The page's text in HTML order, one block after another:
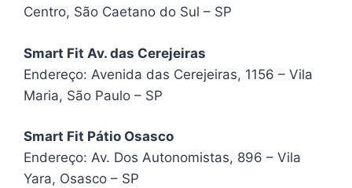
Centro, São Caetano do Sul – SP
Smart Fit Av. das Cerejeiras
Endereço: Avenida das Cerejeiras, 1156 – Vila
Maria, São Paulo – SP
Smart Fit Pátio Osasco
Endereço: Av. Dos Autonomistas, 896 – Vila
Yara, Osasco – SP